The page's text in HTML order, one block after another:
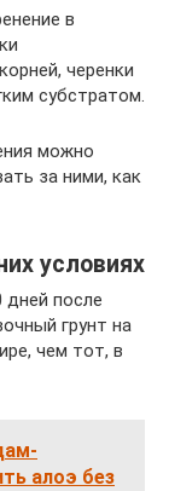
в
черенки
субстратом.
можно
за ними, как
условиях
после
грунт на
чем тот, в
алоэ без